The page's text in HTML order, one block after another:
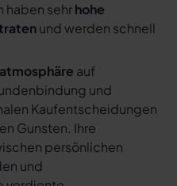
sehrhohe
und werden schnell
auf
und
Kaufentscheidungen
Gunsten. Ihre
persönlichen
und